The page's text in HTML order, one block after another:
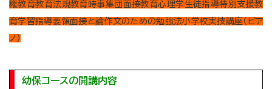
権教育教育法規教育時事集団面接教育心理学生徒指導特別支援教
育学習指導要領面接と論作文のための勉強法小学校実技講座（ピア
ノ）
幼保コースの開講内容